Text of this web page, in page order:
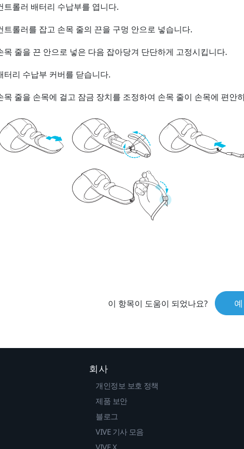
트롤러 배터리 수납부를 엽니다.
트롤러를 잡고 손목 줄의 끈을 구멍 안으로 넣습니다.
목 줄을 끈 안으로 넣은 다음 잡아당겨 단단하게 고정시킵니다.
터리 수납부 커버를 닫습니다.
목 줄을 손목에 걸고 잠금 장치를 조정하여 손목 줄이 손목에 편안
이 항목이 도움이 되었나요? 예
회사
개인정보 보호 정책
제품 보안
블로그
VIVE 기사 모음